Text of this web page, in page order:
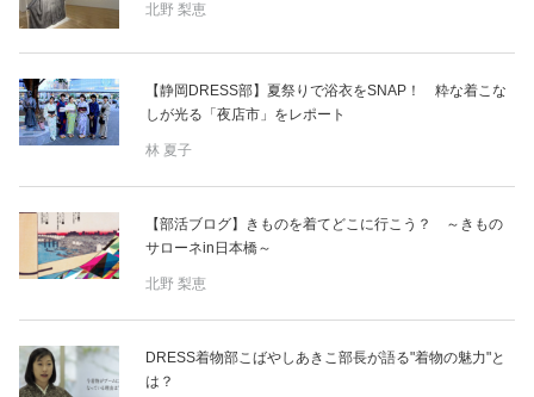
北野 梨恵
【静岡DRESS部】夏祭りで浴衣をSNAP！ 粋な着こな
しが光る「夜店市」をレポート
林 夏子
【部活ブログ】きものを着てどこに行こう？ ～きもの
サローネin日本橋～
北野 梨恵
DRESS着物部こばやしあきこ部長が語る"着物の魅力"と
は？